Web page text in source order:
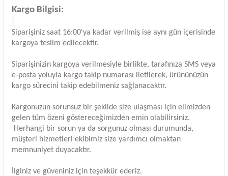
Kargo Bilgisi:
Siparişiniz saat 16:00'ya kadar verilmiş ise aynı gün içerisinde
kargoya teslim edilecektir.
Siparişinizin kargoya verilmesiyle birlikte, tarafınıza SMS veya
e-posta yoluyla kargo takip numarası iletilerek, ürününüzün
kargo sürecini takip edebilmeniz sağlanacaktır.
Kargonuzun sorunsuz bir şekilde size ulaşması için elimizden
gelen tüm özeni göstereceğimizden emin olabilirsiniz.
Herhangi bir sorun ya da sorgunuz olması durumunda,
müşteri hizmetleri ekibimiz size yardımcı olmaktan
memnuniyet duyacaktır.
İlginiz ve güveniniz için teşekkür ederiz.